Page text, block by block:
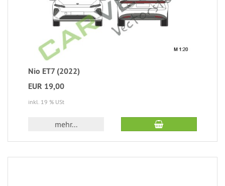
Nio ET7 (2022)
EUR 19,00
inkl. 19 % USt
mehr...